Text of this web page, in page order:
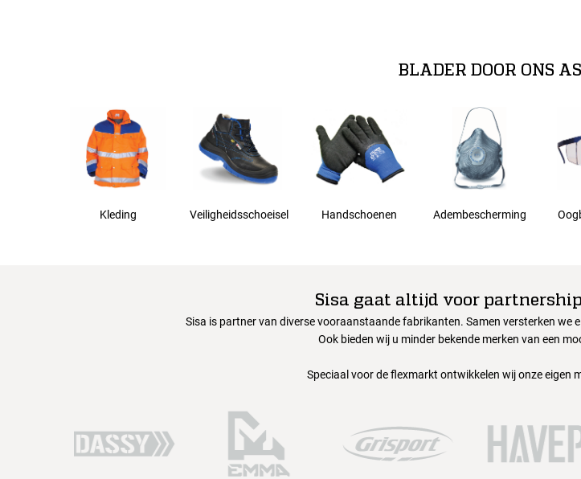
BLADER DOOR ONS
Kleding Veiligheidsschoeisel Handschoenen Adembescherming
Sisa gaat altijd voor
Sisa is partner van diverse vooraanstaande fabrikanten. Samen versterken we
Ook bieden wij u minder bekende merken van een
Speciaal voor de flexmarkt ontwikkelen wij onze eigen